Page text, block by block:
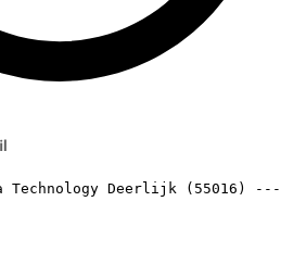
Deerlijk (55016)